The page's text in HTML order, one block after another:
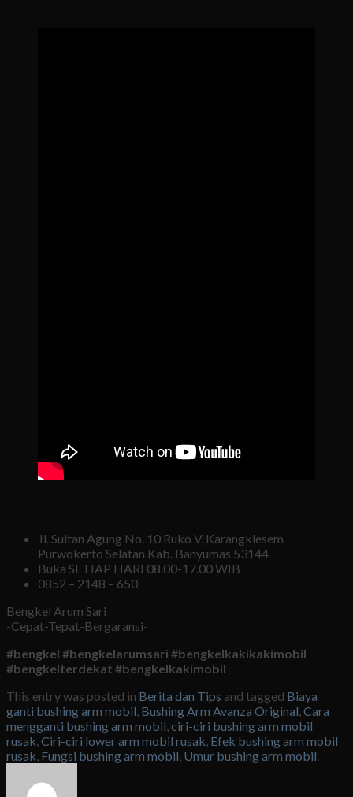
Jl. Sultan Agung No. 10 Ruko V, Karangklesem
Purwokerto Selatan Kab. Banyumas 53144
Buka SETIAP HARI 08.00-17.00 WIB
0852 – 2148 – 650
Bengkel Arum Sari
-Cepat-Tepat-Bergaransi-
#bengkel #bengkelarumsari #bengkelkakikakimobil
#bengkelterdekat #bengkelkakimobil
This entry was posted in Berita dan Tips and tagged Biaya
ganti bushing arm mobil, Bushing Arm Avanza Original,Cara
mengganti bushing arm mobil,ciri-ciri bushing arm mobil
rusak,Ciri-ciri lower arm mobil rusak, Efek bushing arm mobil
rusak, Fungsi bushing arm mobil, Umur bushing arm mobil.